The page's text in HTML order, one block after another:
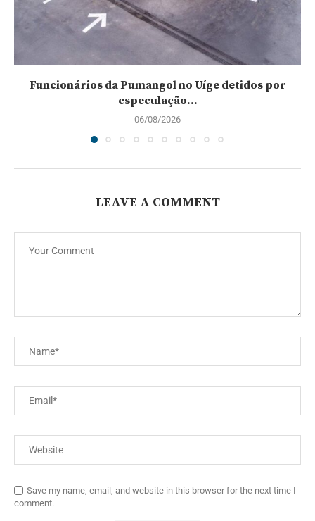
Funcionários da Pumangol no Uíge detidos por
especulação...
06/08/2026
LEAVE A COMMENT
Save my name, email, and website in this browser for the next time I
comment.